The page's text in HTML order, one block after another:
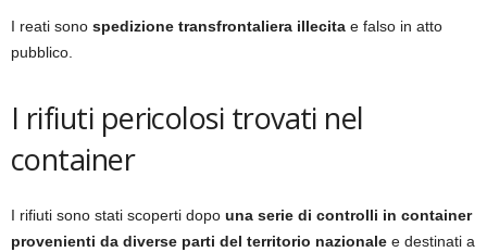
I reati sono spedizione transfrontaliera illecita e falso in atto
pubblico.
I rifiuti pericolosi trovati nel
container
I rifiuti sono stati scoperti dopo una serie di controlli in container
provenienti da diverse parti del territorio nazionale e destinati a